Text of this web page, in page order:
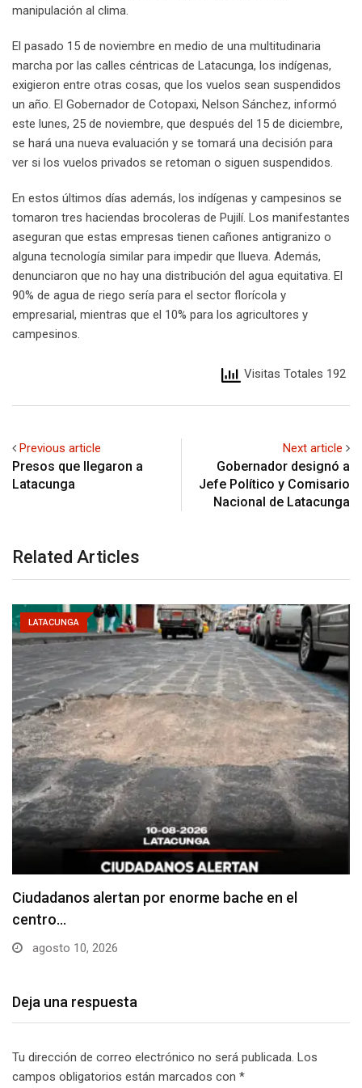
manipulación al clima.
El pasado 15 de noviembre en medio de una multitudinaria
marcha por las calles céntricas de Latacunga, los indígenas,
exigieron entre otras cosas, que los vuelos sean suspendidos
un año. El Gobernador de Cotopaxi, Nelson Sánchez, informó
este lunes, 25 de noviembre, que después del 15 de diciembre,
se hará una nueva evaluación y se tomará una decisión para
ver si los vuelos privados se retoman o siguen suspendidos.
En estos últimos días además, los indígenas y campesinos se
tomaron tres haciendas brocoleras de Pujilí. Los manifestantes
aseguran que estas empresas tienen cañones antigranizo o
alguna tecnología similar para impedir que llueva. Además,
denunciaron que no hay una distribución del agua equitativa. El
90% de agua de riego sería para el sector florícola y
empresarial, mientras que el 10% para los agricultores y
campesinos.
Visitas Totales 192
Previous article
Presos que llegaron a
Latacunga
Next article
Gobernador designó a
Jefe Político y Comisario
Nacional de Latacunga
Related Articles
LATACUNGA
Denuncian falta de señalización en zonas de
estacionamiento…
agosto 10, 2026
Deja una respuesta
Tu dirección de correo electrónico no será publicada. Los
campos obligatorios están marcados con *